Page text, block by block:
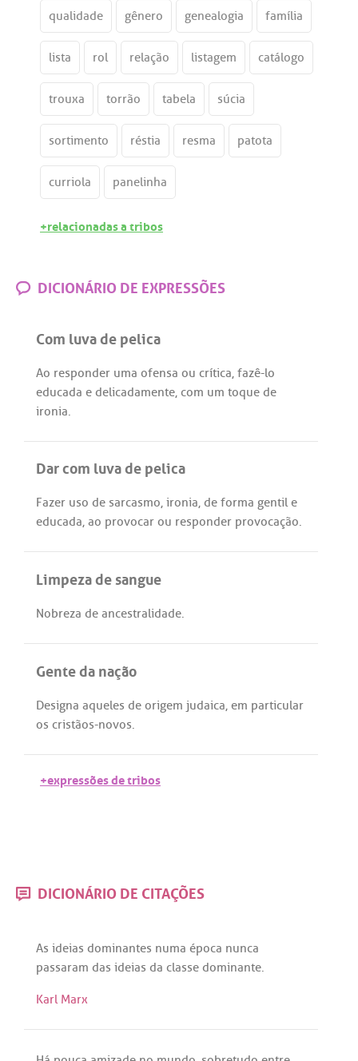
qualidade gênero genealogia família
lista rol relação listagem catálogo
trouxa torrão tabela súcia
sortimento réstia resma patota
curriola panelinha
+relacionadas a tribos
DICIONÁRIO DE EXPRESSÕES
Com luva de pelica
Ao responder uma ofensa ou crítica, fazê-lo
educada e delicadamente, com um toque de
ironia.
Dar com luva de pelica
Fazer uso de sarcasmo, ironia, de forma gentile
educada, ao provocar ou responder provocação.
Limpeza de sangue
Nobreza de ancestralidade.
Gente da nação
Designa aqueles de origem judaica, em particular
os cristãos-novos.
+expressões de tribos
DICIONÁRIO DE CITAÇÕES
As ideias dominantes numa época nunca
passaram das ideias da classe dominante.
Karl Marx